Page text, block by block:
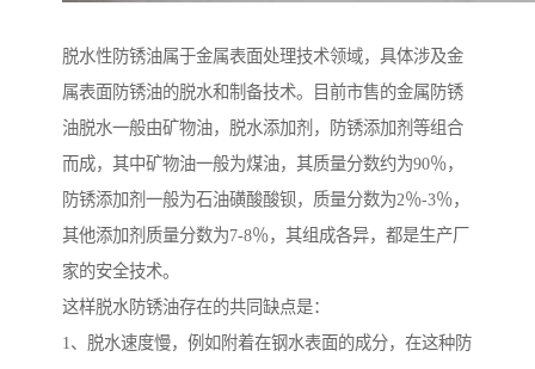
脱水性防锈油属于金属表面处理技术领域，具体涉及金
属表面防锈油的脱水和制备技术。目前市售的金属防锈
油脱水一般由矿物油，脱水添加剂，防锈添加剂等组合
而成，其中矿物油一般为煤油，其质量分数约为90％，
防锈添加剂一般为石油磺酸酸钡，质量分数为2％-3％，
其他添加剂质量分数为7-8％，其组成各异，都是生产厂
家的安全技术。
这样脱水防锈油存在的共同缺点是：
1、脱水速度慢，例如附着在钢水表面的成分，在这种防